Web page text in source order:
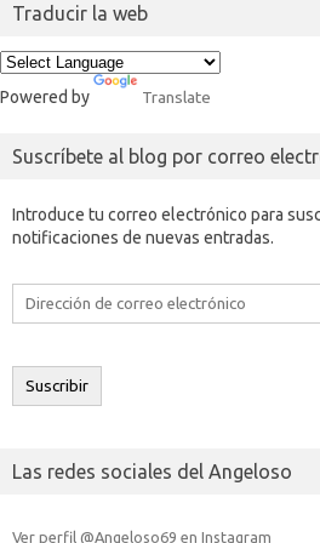
Traducir la web
Powered by Translate
Suscríbete al blog por correo
Introduce tu correo electrónico para
notificaciones de nuevas entradas.
Dirección
electrónico
Suscribir
Las redes sociales del Angeloso
Ver perfil @Angeloso69 en Instagram